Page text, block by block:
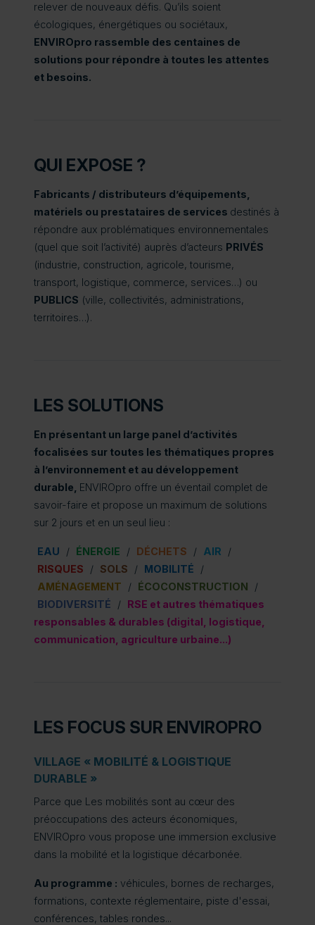
relever de nouveaux défis. Qu’ils soient
écologiques, énergétiques ou sociétaux,
ENVIROpro rassemble des centaines de
solutions pour répondre à toutes les attentes
et besoins.
QUI EXPOSE ?
Fabricants / distributeurs d’équipements,
matériels ou prestataires de services destinés à
répondre aux problématiques environnementales
(quel que soit l’activité) auprès d’acteurs PRIVÉS
(industrie, construction, agricole, tourisme,
transport, logistique, commerce, services…) ou
PUBLICS (ville, collectivités, administrations,
territoires…).
LES SOLUTIONS
En présentant un large panel d’activités
focalisées sur toutes les thématiques propres
à l’environnement et au développement
durable, ENVIROpro offre un éventail complet de
savoir-faire et propose un maximum de solutions
sur 2 jours et en un seul lieu :
EAU / ÉNERGIE / DÉCHETS / AIR
/
RISQUES
/ SOLS / MOBILITÉ
/
AMÉNAGEMENT
/ ÉCOCONSTRUCTION
/
BIODIVERSITÉ
/
RSE et autres thématiques
responsables & durables (digital, logistique,
communication, agriculture urbaine...)
LES FOCUS SUR ENVIROPRO
VILLAGE « MOBILITÉ & LOGISTIQUE
DURABLE »
Parce que Les mobilités sont au cœur des
préoccupations des acteurs économiques,
ENVIROpro vous propose une immersion exclusive
dans la mobilité et la logistique décarbonée.
Au programme : véhicules, bornes de recharges,
formations, contexte réglementaire, piste d'essai,
conférences, tables rondes...